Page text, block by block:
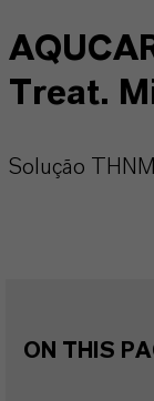
Treat.
Solução THNM
ON THIS